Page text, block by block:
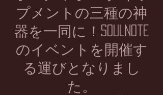
プメントの三種の神
器を一同に！Soulnote
のイベントを開催す
る運びとなりまし
た。